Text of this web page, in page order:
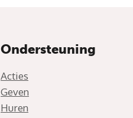
Ondersteuning
Acties
Geven
Huren